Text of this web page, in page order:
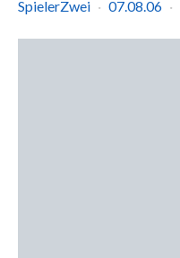
SpielerZwei
07.08.06